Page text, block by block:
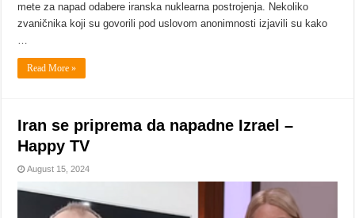
mete za napad odabere iranska nuklearna postrojenja. Nekoliko
zvaničnika koji su govorili pod uslovom anonimnosti izjavili su kako
Read More »
Iran se priprema da napadne Izrael –
Happy TV
August 15, 2024